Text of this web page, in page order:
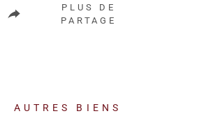
PLUS DE
PARTAGE
AUTRES BIENS